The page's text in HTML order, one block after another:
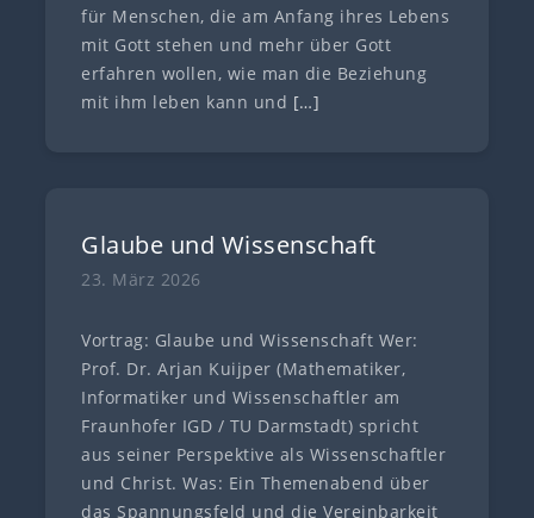
für Menschen, die am Anfang ihres Lebens
mit Gott stehen und mehr über Gott
erfahren wollen, wie man die Beziehung
mit ihm leben kann und […]
Glaube und Wissenschaft
23. März 2026
Vortrag: Glaube und Wissenschaft Wer:
Prof. Dr. Arjan Kuijper (Mathematiker,
Informatiker und Wissenschaftler am
Fraunhofer IGD / TU Darmstadt) spricht
aus seiner Perspektive als Wissenschaftler
und Christ. Was: Ein Themenabend über
das Spannungsfeld und die Vereinbarkeit